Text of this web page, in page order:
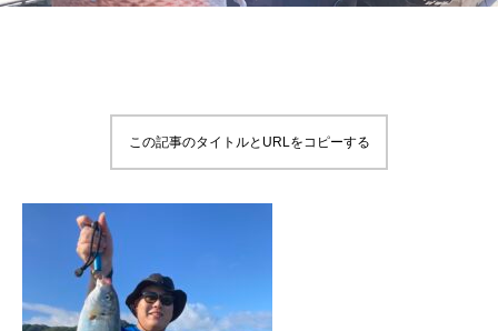
この記事のタイトルとURLをコピーする